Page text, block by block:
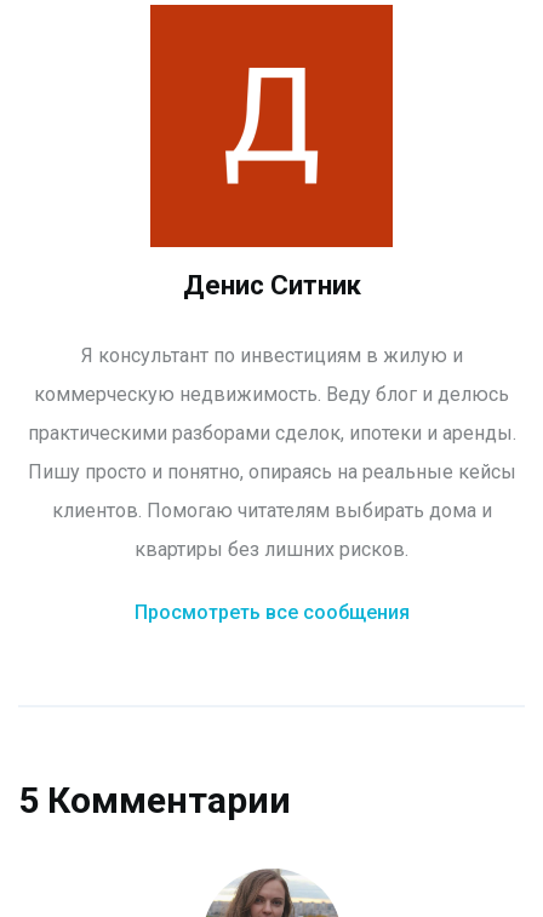
Денис Ситник
Я консультант по инвестициям в жилую и
коммерческую недвижимость. Веду блог и делюсь
практическими разборами сделок, ипотеки и аренды.
Пишу просто и понятно, опираясь на реальные кейсы
клиентов. Помогаю читателям выбирать дома и
квартиры без лишних рисков.
Просмотреть все сообщения
5 Комментарии